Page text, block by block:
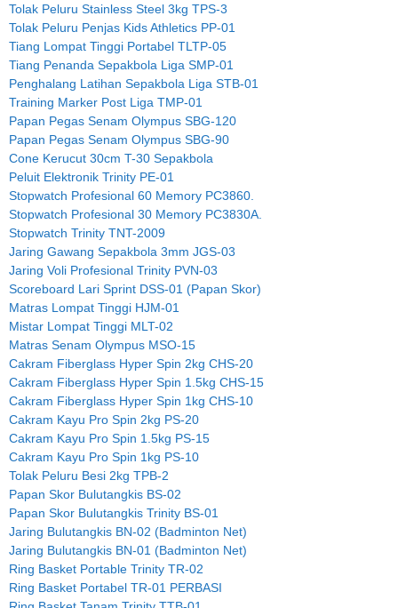
Tolak Peluru Stainless Steel 3kg TPS-3
Tolak Peluru Penjas Kids Athletics PP-01
Tiang Lompat Tinggi Portabel TLTP-05
Tiang Penanda Sepakbola Liga SMP-01
Penghalang Latihan Sepakbola Liga STB-01
Training Marker Post Liga TMP-01
Papan Pegas Senam Olympus SBG-120
Papan Pegas Senam Olympus SBG-90
Cone Kerucut 30cm T-30 Sepakbola
Peluit Elektronik Trinity PE-01
Stopwatch Profesional 60 Memory PC3860.
Stopwatch Profesional 30 Memory PC3830A.
Stopwatch Trinity TNT-2009
Jaring Gawang Sepakbola 3mm JGS-03
Jaring Voli Profesional Trinity PVN-03
Scoreboard Lari Sprint DSS-01 (Papan Skor)
Matras Lompat Tinggi HJM-01
Mistar Lompat Tinggi MLT-02
Matras Senam Olympus MSO-15
Cakram Fiberglass Hyper Spin 2kg CHS-20
Cakram Fiberglass Hyper Spin 1.5kg CHS-15
Cakram Fiberglass Hyper Spin 1kg CHS-10
Cakram Kayu Pro Spin 2kg PS-20
Cakram Kayu Pro Spin 1.5kg PS-15
Cakram Kayu Pro Spin 1kg PS-10
Tolak Peluru Besi 2kg TPB-2
Papan Skor Bulutangkis BS-02
Papan Skor Bulutangkis Trinity BS-01
Jaring Bulutangkis BN-02 (Badminton Net)
Jaring Bulutangkis BN-01 (Badminton Net)
Ring Basket Portable Trinity TR-02
Ring Basket Portabel TR-01 PERBASI